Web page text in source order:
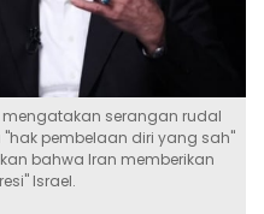
mengatakan serangan rudal
pembelaan diri yang sah"
bahwa Iran memberikan
Israel.